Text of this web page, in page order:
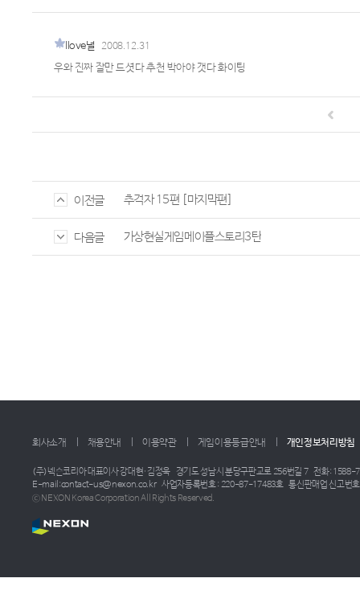
Ilove널 2008.12.31
우와 진짜 잘만 드셧다 추천 박아야 갯다 화이팅
이전글 추격자 15편 [마지막편]
다음글 가상현실게임메이플스토리3탄
회사소개 채용안내 이용약관 게임이용등급안내 개인정보처리방침
(주)넥슨코리아 대표이사 강대현·김정욱 경기도 성남시 분당구판교로 256번길 7 전화: 1588-
E-mail:contact-us@nexon.co.kr 사업자등록번호 : 220-87-17483호 통신판매업 신고번
ⓒ NEXON Korea Corporation All Rights Reserved.